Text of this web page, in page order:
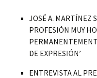
JOSÉ A. MARTÍNEZ
PROFESIÓN MUY
DE EXPRESIÓN’
ENTREVISTA AL